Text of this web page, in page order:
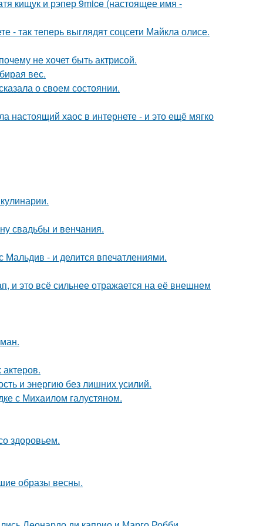
кищук и рэпер 9mice (настоящее имя -
- так теперь выглядят соцсети Майкла олисе.
не хочет быть актрисой.
вес.
о своем состоянии.
настоящий хаос в интернете - и это ещё мягко
свадьбы и венчания.
- и делится впечатлениями.
и это всё сильнее отражается на её внешнем
и энергию без лишних усилий.
с Михаилом галустяном.
здоровьем.
образы весны.